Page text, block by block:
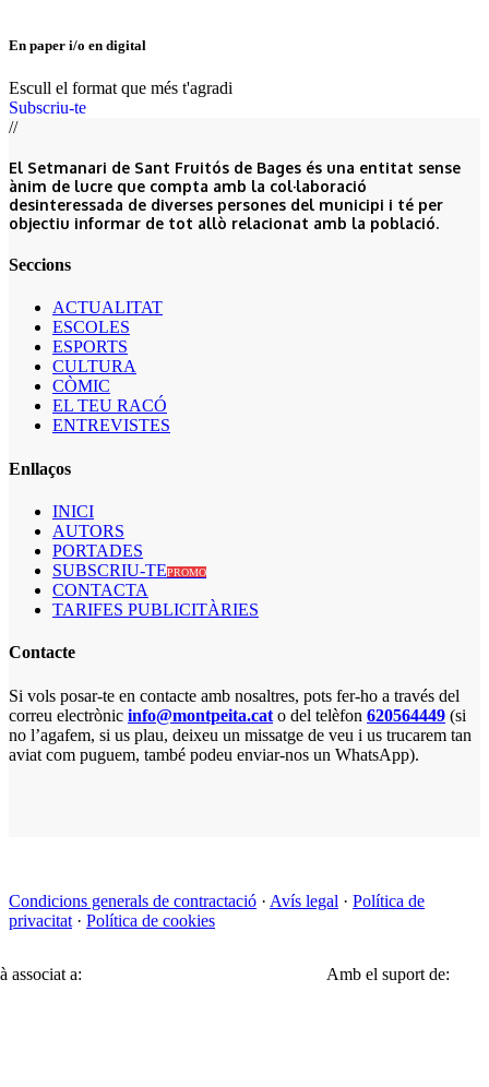
En paper i/o en digital
Escull el format que més t'agradi
Subscriu-te
//
El Setmanari de Sant Fruitós de Bages és una entitat sense
ànim de lucre que compta amb la col·laboració
desinteressada de diverses persones del municipi i té per
objectiu informar de tot allò relacionat amb la població.
Seccions
ACTUALITAT
ESCOLES
ESPORTS
CULTURA
CÒMIC
EL TEU RACÓ
ENTREVISTES
Enllaços
INICI
AUTORS
PORTADES
SUBSCRIU-TEPROMO
CONTACTA
TARIFES PUBLICITÀRIES
Contacte
Si vols posar-te en contacte amb nosaltres, pots fer-ho a través del
correu electrònic info@montpeita.cat o del telèfon 620564449 (si
no l’agafem, si us plau, deixeu un missatge de veu i us trucarem tan
aviat com puguem, també podeu enviar-nos un WhatsApp).
Condicions generals de contractació · Avís legal · Política de
privacitat · Política de cookies
associat a: Amb el suport de: